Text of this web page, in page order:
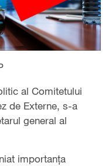
al Comitetului
de Externe, s-a
general al
importanța